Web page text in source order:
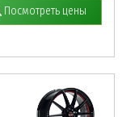
Посмотреть цены